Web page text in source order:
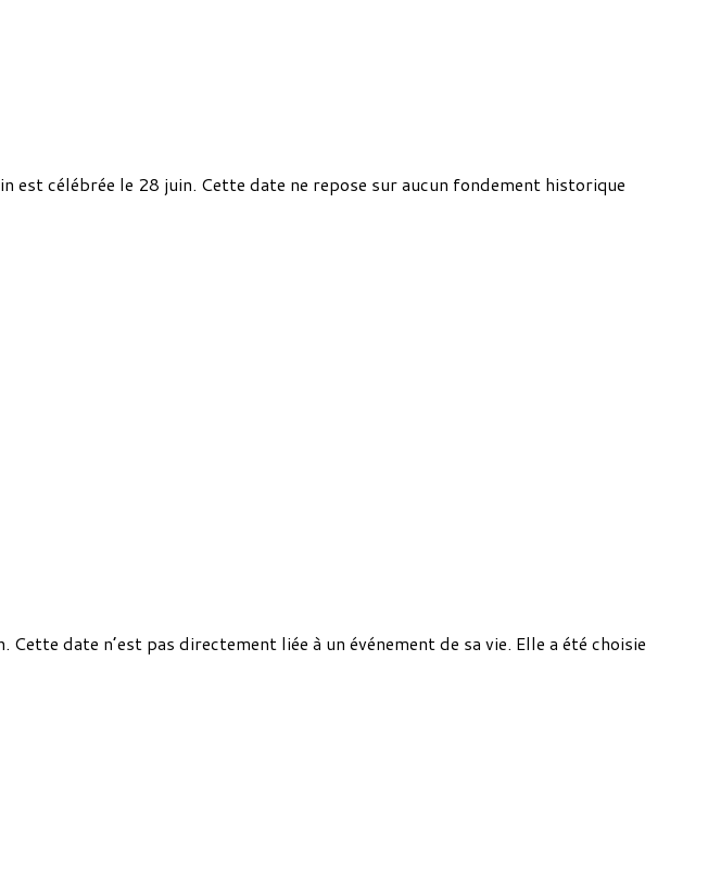
est célébrée le 28 juin. Cette date ne repose sur aucun fondement historique
date n’est pas directement liée à un événement de sa vie. Elle a été choisie